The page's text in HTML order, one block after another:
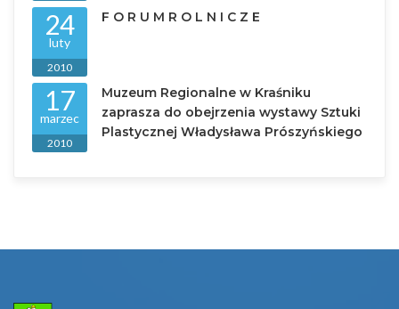
24
luty
2010
F O R U M R O L N I C Z E
17
marzec
2010
Muzeum Regionalne w Kraśniku
zaprasza do obejrzenia wystawy Sztuki
Plastycznej Władysława Prószyńskiego